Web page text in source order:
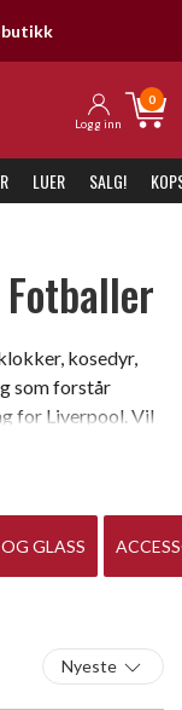
butikk
Logg inn
0
LUER SALG!
kosedyr,
som forstår
for Liverpool. Vil
bøker og
GLASS
Nyeste